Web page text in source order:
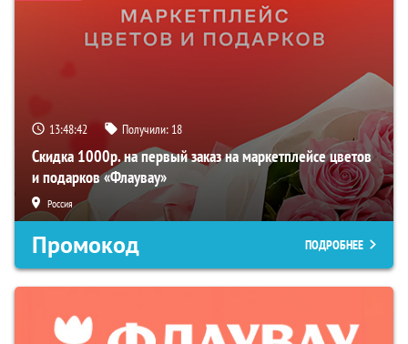
13:48:41 Получили: 18
Скидка 1000р. на первый заказ на маркетплейсе цветов
и подарков «Флаувау»
Россия
Промокод ПОДРОБНЕЕ